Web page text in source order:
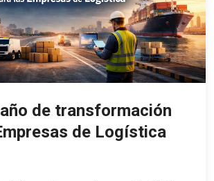
de transformación
de Logística